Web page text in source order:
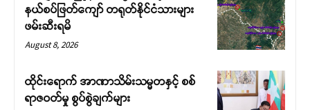
နယ်စပ်ဖြတ်ကျော် တရုတ်နိုင်ငံသားများ
ဖမ်းဆီးရမိ
August 8, 2026
ထိုင်းရောက် အာဏာသိမ်းသမ္မတနှင့် စစ်
ရာဇဝတ်မှု စွပ်စွဲချက်များ